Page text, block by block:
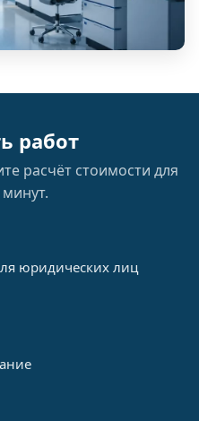
работ
расчёт стоимости для
юридических лиц